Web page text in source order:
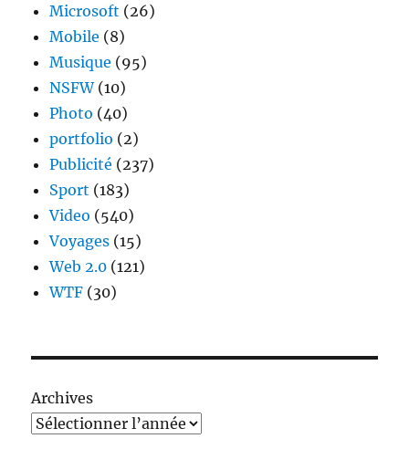
Microsoft (26)
Mobile (8)
Musique (95)
NSFW(10)
Photo (40)
portfolio (2)
Publicité (237)
Sport (183)
Video (540)
Voyages (15)
Web 2.0 (121)
WTF (30)
Archives